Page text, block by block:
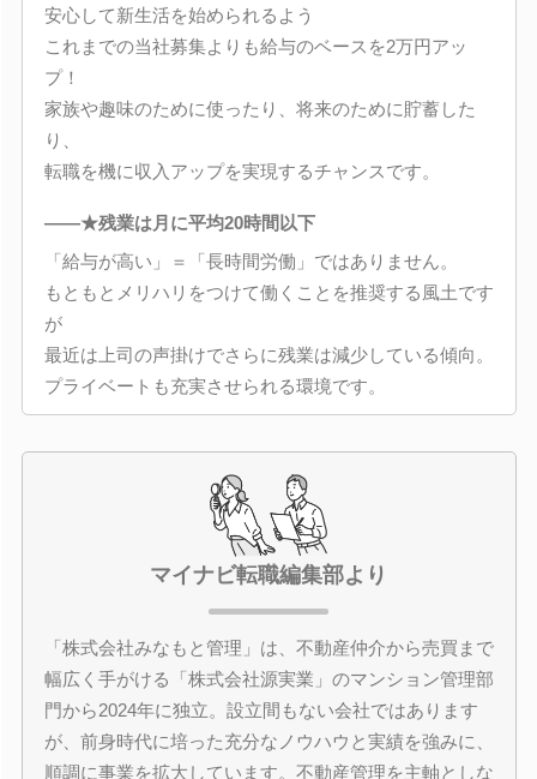
安心して新生活を始められるよう
これまでの当社募集よりも給与のベースを2万円アッ
プ！
家族や趣味のために使ったり、将来のために貯蓄した
り、
転職を機に収入アップを実現するチャンスです。
――★残業は月に平均20時間以下
「給与が高い」＝「長時間労働」ではありません。
もともとメリハリをつけて働くことを推奨する風土です
が
最近は上司の声掛けでさらに残業は減少している傾向。
プライベートも充実させられる環境です。
マイナビ転職編集部より
「株式会社みなもと管理」は、不動産仲介から売買まで
幅広く手がける「株式会社源実業」のマンション管理部
門から2024年に独立。設立間もない会社ではあります
が、前身時代に培った充分なノウハウと実績を強みに、
順調に事業を拡大しています。不動産管理を主軸としな